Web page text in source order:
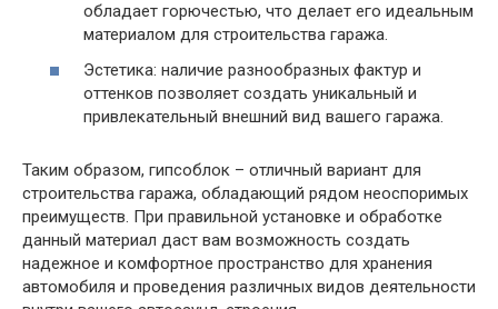
обладает горючестью, что делает его идеальным
материалом для строительства гаража.
Эстетика: наличие разнообразных фактур и
оттенков позволяет создать уникальный и
привлекательный внешний вид вашего гаража.
Таким образом, гипсоблок – отличный вариант для
строительства гаража, обладающий рядом неоспоримых
преимуществ. При правильной установке и обработке
данный материал даст вам возможность создать
надежное и комфортное пространство для хранения
автомобиля и проведения различных видов деятельности